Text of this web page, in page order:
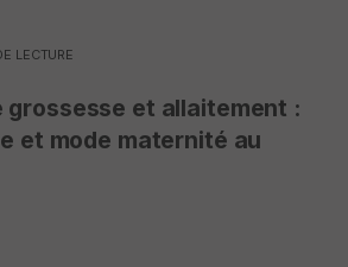
LECTURE
grossesse et allaitement :
et mode maternité au